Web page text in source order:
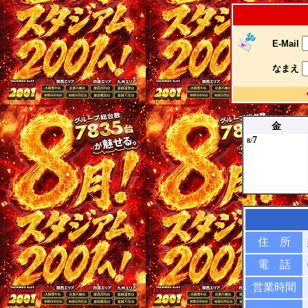
E-Mail
なまえ
金
8/7
住 所
電 話
営業時間